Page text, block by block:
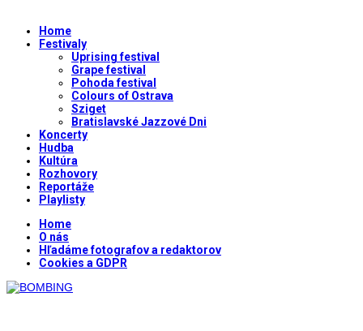
Home
Festivaly
Uprising festival
Grape festival
Pohoda festival
Colours of Ostrava
Sziget
Bratislavské Jazzové Dni
Koncerty
Hudba
Kultúra
Rozhovory
Reportáže
Playlisty
Home
O nás
Hľadáme fotografov a redaktorov
Cookies a GDPR